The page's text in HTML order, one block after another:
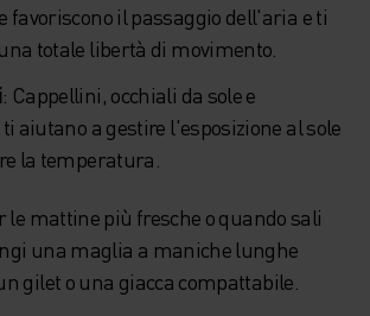
favoriscono il passaggio dell'aria e ti
totale libertà di movimento.
: Cappellini, occhiali da sole e
aiutano a gestire l'esposizione al sole
la temperatura.
le mattine più fresche o quando sali
una maglia a maniche lunghe
gilet o una giacca compattabile.